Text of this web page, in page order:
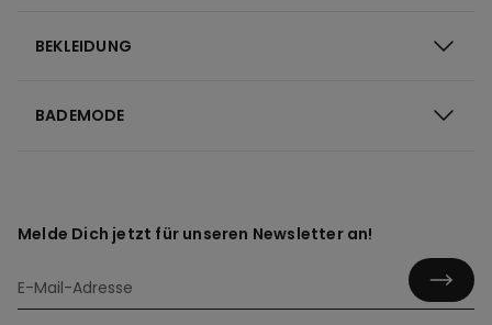
BEKLEIDUNG
BADEMODE
Melde Dich jetzt für unseren Newsletter an!